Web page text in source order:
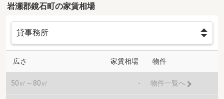
岩瀬郡鏡石町の家賃相場
広さ 家賃相場 物件
50㎡～80㎡ - 物件一覧へ